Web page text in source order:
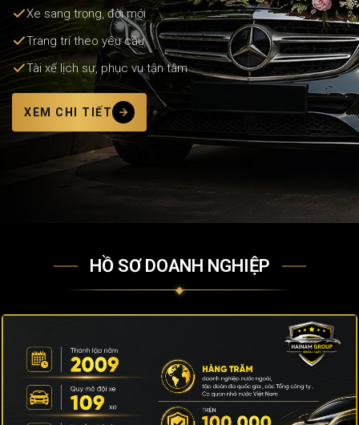
Xe sang trọng, đời mới
Trang trí theo yêu cầu
Tài xế lịch sự, phục vụ tận tâm
XEM CHI TIẾT
HỒ SƠ DOANH NGHIỆP